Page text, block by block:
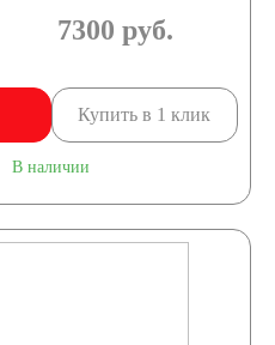
7300 руб.
Купить в 1 клик
В наличии